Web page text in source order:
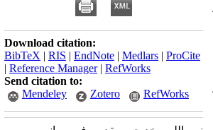
Download citation:
BibTeX | RIS | EndNote | Medlars | ProCite
| Reference Manager| RefWorks
Send citation to:
Mendeley
Zotero RefWorks